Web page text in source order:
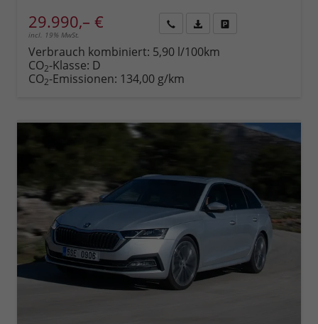
29.990,– €
incl. 19% MwSt.
anfordern
Datei,
Verbrauch kombiniert: 5,90 l/100km
CO2-Klasse: D
CO2-Emissionen: 134,00 g/km